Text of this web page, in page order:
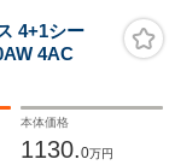
4+1シー
4AC
本体価格
1130.0万円